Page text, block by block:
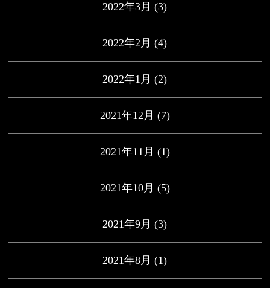
2022年3月 (3)
2022年2月 (4)
2022年1月 (2)
2021年12月 (7)
2021年11月 (1)
2021年10月 (5)
2021年9月 (3)
2021年8月 (1)